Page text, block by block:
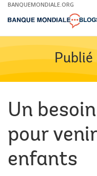
Skip
Main
BANQUEMONDIALE.ORG
Publié
Un
pour
enfants